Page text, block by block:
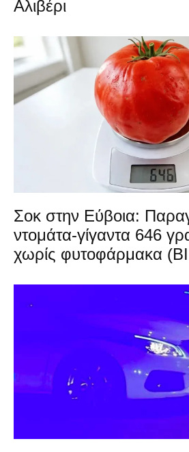
Αλιβέρι
Σοκ στην Εύβοια:
ντομάτα-γίγαντα 646
χωρίς φυτοφάρμακα